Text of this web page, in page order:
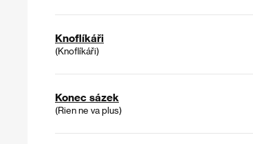
Knoflíkáři
(Knoflíkáři)
Konec sázek
(Rien ne va plus)